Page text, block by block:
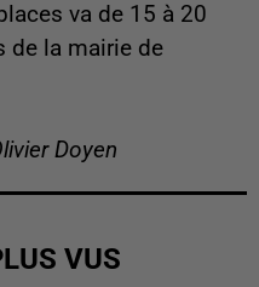
va de 15 à 20
de la mairie de
Doyen
VUS